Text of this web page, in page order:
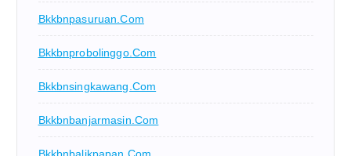
Bkkbnpasuruan.com
Bkkbnprobolinggo.com
Bkkbnsingkawang.com
Bkkbnbanjarmasin.com